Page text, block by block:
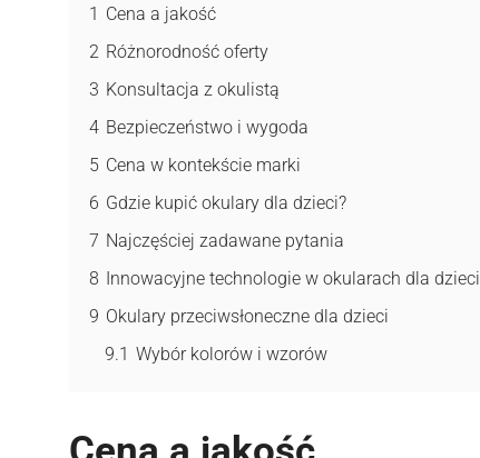
1 Cena a jakość
2 Różnorodność oferty
3 Konsultacja z okulistą
4 Bezpieczeństwo i wygoda
5 Cena w kontekście marki
6 Gdzie kupić okulary dla dzieci?
7 Najczęściej zadawane pytania
8 Innowacyjne technologie w okularach dla dzieci
9 Okulary przeciwsłoneczne dla dzieci
9.1 Wybór kolorów i wzorów